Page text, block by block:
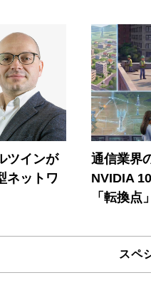
ツインが
ネットワ
通信業界
NVIDIA
「転換点」
スペ